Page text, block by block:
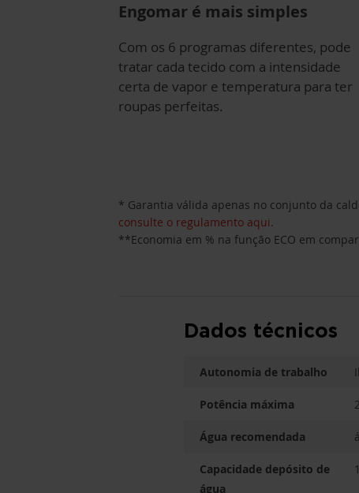
Engomar é mais simples
Com os 6 programas diferentes, pode
tratar cada tecido com a intensidade
certa de vapor e temperatura para ter
roupas perfeitas.
* Garantia válida apenas no conjunto da
consulte o regulamento aqui.
**Economia em % na função ECO em
Dados técnicos
Autonomia de trabalho
Potência máxima
Água recomendada
Capacidade depósito de
água